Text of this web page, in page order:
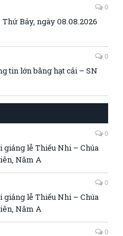
0
Bảy, ngày 08.08.2026
0
tin lớn bằng hạt cải – SN
0
lễ Thiếu Nhi – Chúa
Năm A
0
lễ Thiếu Nhi – Chúa
Năm A
0